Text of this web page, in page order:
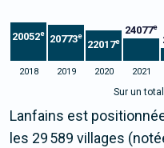
20052e 20773e
22017e
24077e
2018 2019 2020 2021
Sur un
Lanfains est
les 29 589 villages